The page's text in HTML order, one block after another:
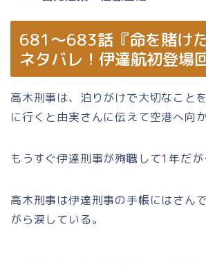
681～683話『命を賭け
ネタバレ！伊達航初登場
高木刑事は、泊りがけで大切なこと
に行くと由実さんに伝えて空港へ向か
もうすぐ伊達刑事が殉職して1年だ
高木刑事は伊達刑事の手帳にはさん
がら涙している。